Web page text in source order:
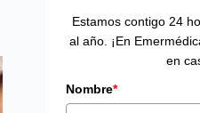
Estamos contigo 24
al año. ¡En
en
Nombre*